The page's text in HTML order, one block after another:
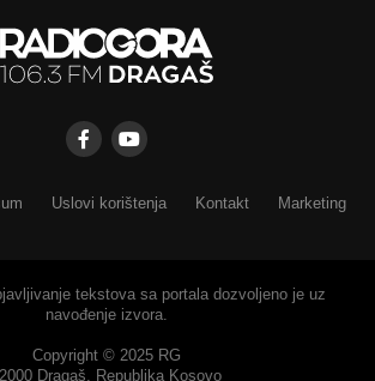
Uslovi korištenja Kontakt Marketing
tekstova sa portala dozvoljeno je uz
navođenje izvora.
Copyright © 2025 RG
Dragaš, Republika Kosovo